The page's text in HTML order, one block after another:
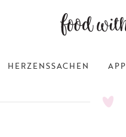
HERZENSSACHEN APP